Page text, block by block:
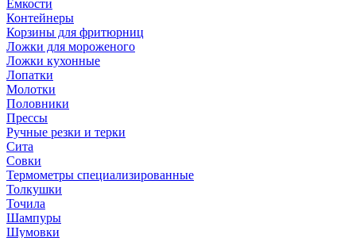
Емкости
Контейнеры
Корзины для фритюрниц
Ложки для мороженого
Ложки кухонные
Лопатки
Молотки
Половники
Прессы
Ручные резки и терки
Сита
Совки
Термометры специализированные
Толкушки
Точила
Шампуры
Шумовки